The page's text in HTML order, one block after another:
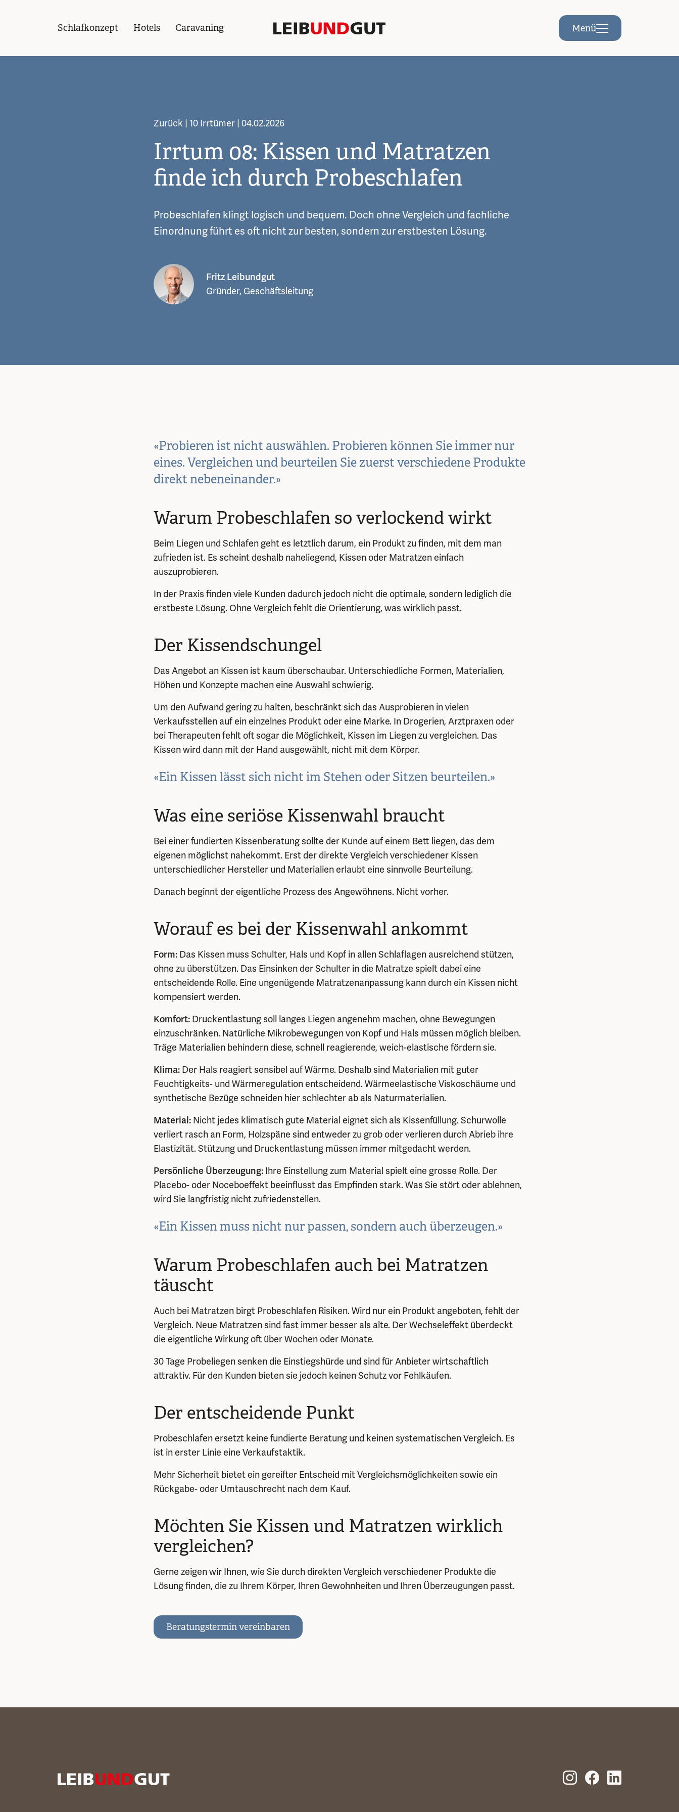
Schlafkonzept Hotels Caravaning Menü
Zurück | 10 Irrtümer | 04.02.2026
Irrtum 08: Kissen und Matratzen
finde ich durch Probeschlafen
Probeschlafen klingt logisch und bequem. Doch ohne Vergleich und fachliche
Einordnung führt es oft nicht zur besten, sondern zur erstbesten Lösung.
Fritz Leibundgut
Gründer, Geschäftsleitung
«Probieren ist nicht auswählen. Probieren können Sie immer nur
eines. Vergleichen und beurteilen Sie zuerst verschiedene Produkte
direkt nebeneinander.»
Warum Probeschlafen so verlockend wirkt
Beim Liegen und Schlafen geht es letztlich darum, ein Produkt zu finden, mit dem man
zufrieden ist. Es scheint deshalb naheliegend, Kissen oder Matratzen einfach
auszuprobieren.
In der Praxis finden viele Kunden dadurch jedoch nicht die optimale, sondern lediglich die
erstbeste Lösung. Ohne Vergleich fehlt die Orientierung, was wirklich passt.
Der Kissendschungel
Das Angebot an Kissen ist kaum überschaubar. Unterschiedliche Formen, Materialien,
Höhen und Konzepte machen eine Auswahl schwierig.
Um den Aufwand gering zu halten, beschränkt sich das Ausprobieren in vielen
Verkaufsstellen auf ein einzelnes Produkt oder eine Marke. In Drogerien, Arztpraxen oder
bei Therapeuten fehlt oft sogar die Möglichkeit, Kissen im Liegen zu vergleichen. Das
Kissen wird dann mit der Hand ausgewählt, nicht mit dem Körper.
«Ein Kissen lässt sich nicht im Stehen oder Sitzen beurteilen.»
Was eine seriöse Kissenwahl braucht
Bei einer fundierten Kissenberatung sollte der Kunde auf einem Bett liegen, das dem
eigenen möglichst nahekommt. Erst der direkte Vergleich verschiedener Kissen
unterschiedlicher Hersteller und Materialien erlaubt eine sinnvolle Beurteilung.
Danach beginnt der eigentliche Prozess des Angewöhnens. Nicht vorher.
Worauf es bei der Kissenwahl ankommt
Form: Das Kissen muss Schulter, Hals und Kopf in allen Schlaflagen ausreichend stützen,
ohne zu überstützen. Das Einsinken der Schulter in die Matratze spielt dabei eine
entscheidende Rolle. Eine ungenügende Matratzenanpassung kann durch ein Kissen nicht
kompensiert werden.
Komfort: Druckentlastung soll langes Liegen angenehm machen, ohne Bewegungen
einzuschränken. Natürliche Mikrobewegungen von Kopf und Hals müssen möglich bleiben.
Träge Materialien behindern diese, schnell reagierende, weich-elastische fördern sie.
Klima: Der Hals reagiert sensibel auf Wärme. Deshalb sind Materialien mit guter
Feuchtigkeits- und Wärmeregulation entscheidend. Wärmeelastische Viskoschäume und
synthetische Bezüge schneiden hier schlechter ab als Naturmaterialien.
Material: Nicht jedes klimatisch gute Material eignet sich als Kissenfüllung. Schurwolle
verliert rasch an Form, Holzspäne sind entweder zu grob oder verlieren durch Abrieb ihre
Elastizität. Stützung und Druckentlastung müssen immer mitgedacht werden.
Persönliche Überzeugung: Ihre Einstellung zum Material spielt eine grosse Rolle. Der
Placebo- oder Noceboeffekt beeinflusst das Empfinden stark. Was Sie stört oder ablehnen,
wird Sie langfristig nicht zufriedenstellen.
«Ein Kissen muss nicht nur passen, sondern auch überzeugen.»
Warum Probeschlafen auch bei Matratzen
täuscht
Auch bei Matratzen birgt Probeschlafen Risiken. Wird nur ein Produkt angeboten, fehlt der
Vergleich. Neue Matratzen sind fast immer besser als alte. Der Wechseleffekt überdeckt
die eigentliche Wirkung oft über Wochen oder Monate.
30 Tage Probeliegen senken die Einstiegshürde und sind für Anbieter wirtschaftlich
attraktiv. Für den Kunden bieten sie jedoch keinen Schutz vor Fehlkäufen.
Der entscheidende Punkt
Probeschlafen ersetzt keine fundierte Beratung und keinen systematischen Vergleich. Es
ist in erster Linie eine Verkaufstaktik.
Mehr Sicherheit bietet ein gereifter Entscheid mit Vergleichsmöglichkeiten sowie ein
Rückgabe- oder Umtauschrecht nach dem Kauf.
Möchten Sie Kissen und Matratzen wirklich
vergleichen?
Gerne zeigen wir Ihnen, wie Sie durch direkten Vergleich verschiedener Produkte die
Lösung finden, die zu Ihrem Körper, Ihren Gewohnheiten und Ihren Überzeugungen passt.
Beratungstermin vereinbaren